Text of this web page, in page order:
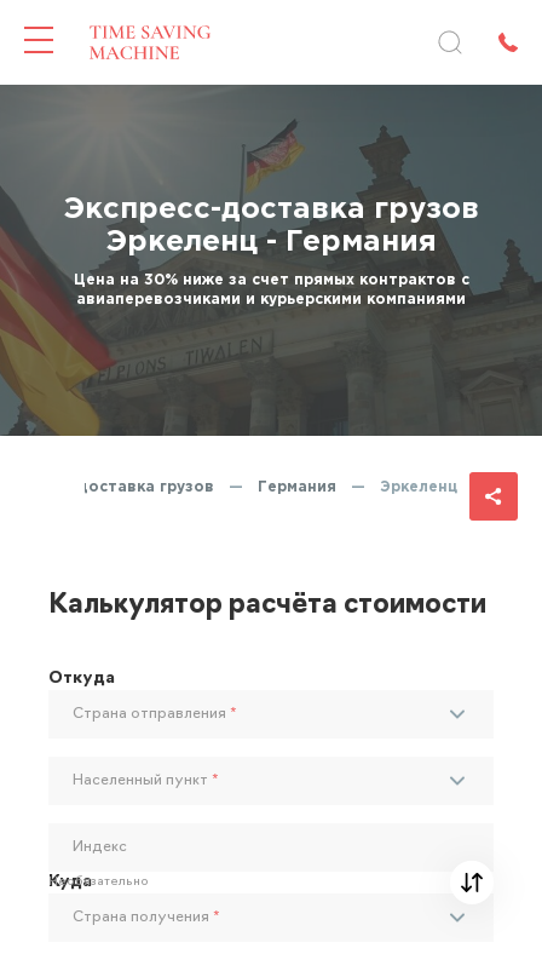
Экспресс-доставка грузов
Эркеленц - Германия
Цена на 30% ниже за счет прямых контрактов с
авиаперевозчиками и курьерскими компаниями
доставка грузов — Германия — Эркеленц
Калькулятор расчёта стоимости
Откуда
Страна отправления *
Населенный пункт *
Индекс
Необязательно
Куда
Страна получения *